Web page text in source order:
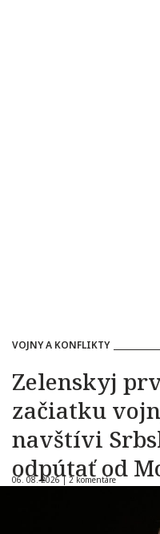
VOJNY A KONFLIKTY
Zelenskyj
začiatku
navštívi
odpútať od
06. 08. 2026 | 2 komentáre